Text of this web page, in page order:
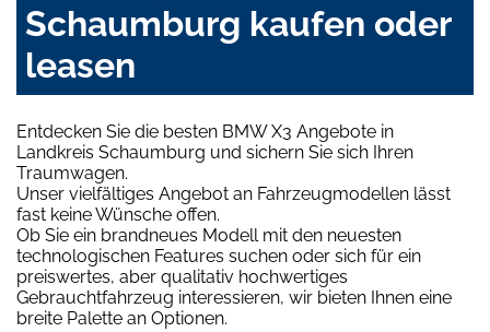
Schaumburg kaufen oder
leasen
Entdecken Sie die besten BMW X3 Angebote in
Landkreis Schaumburg und sichern Sie sich Ihren
Traumwagen.
Unser vielfältiges Angebot an Fahrzeugmodellen lässt
fast keine Wünsche offen.
Ob Sie ein brandneues Modell mit den neuesten
technologischen Features suchen oder sich für ein
preiswertes, aber qualitativ hochwertiges
Gebrauchtfahrzeug interessieren, wir bieten Ihnen eine
breite Palette an Optionen.